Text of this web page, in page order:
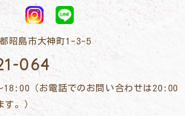
昭島市大神町1-3-5
064
（お電話でのお問い合わせは20:00
。）